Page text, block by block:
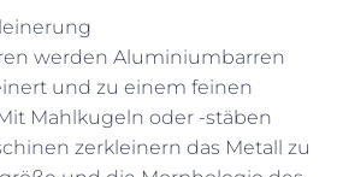
werden Aluminiumbarren
und zu einem feinen
Mahlkugeln oder -stäben
zerkleinern das Metall zu